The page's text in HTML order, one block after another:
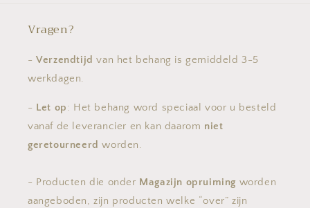
Vragen?
-Verzendtijd van het behang is gemiddeld 3-5
werkdagen.
- Let op: Het behang word speciaal voor u besteld
vanaf de leverancier en kan daarom niet
geretourneerd worden.
- Producten die onder Magazijn opruiming worden
aangeboden, zijn producten welke “over” zijn